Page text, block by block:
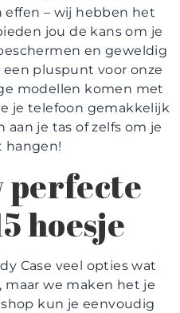
– wij hebben het
jou de kans om je
en geweldig
pluspunt voor onze
modellen komen met
je telefoon gemakkelijk
je tas of zelfs om je
hangen!
perfecte
hoesje
Case veel opties wat
maar we maken het je
kun je eenvoudig